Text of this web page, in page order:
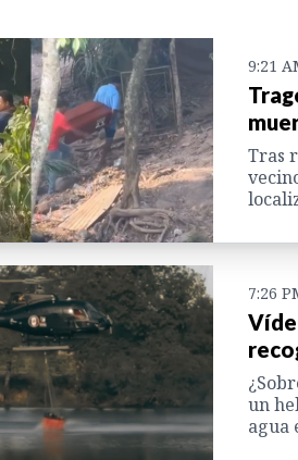
9:21
Tras
7:26
un
agua